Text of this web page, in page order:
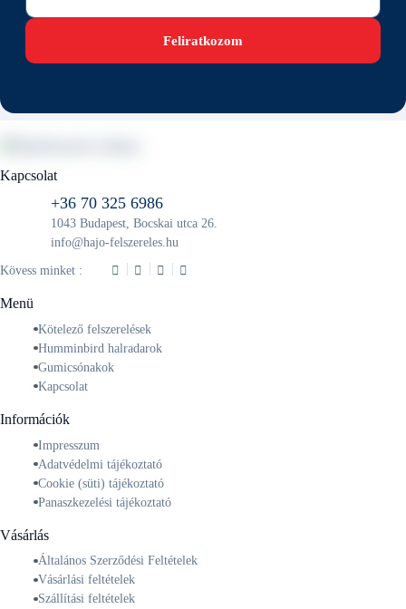
Feliratkozom
Kapcsolat
+36 70 325 6986
1043 Budapest, Bocskai utca 26.
info@hajo-felszereles.hu
Kövess minket :
Menü
Kötelező felszerelések
Humminbird halradarok
Gumicsónakok
Kapcsolat
Információk
Impresszum
Adatvédelmi tájékoztató
Cookie (süti) tájékoztató
Panaszkezelési tájékoztató
Vásárlás
Általános Szerződési Feltételek
Vásárlási feltételek
Szállítási feltételek